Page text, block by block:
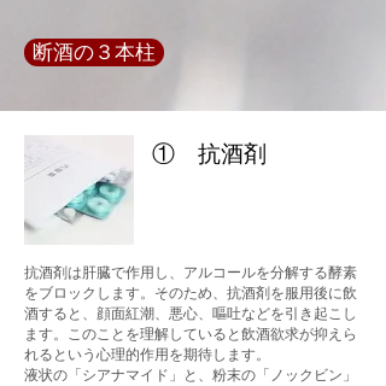
断酒の３本柱
​① 抗酒剤
抗酒剤は肝臓で作用し、アルコールを分解する酵素
をブロックします。そのため、抗酒剤を服用後に飲
酒すると、顔面紅潮、悪心、嘔吐などを引き起こし
ます。このことを理解していると飲酒欲求が抑えら
れるという心理的作用を期待します。
​液状の「シアナマイド」と、粉末の「ノックビン」